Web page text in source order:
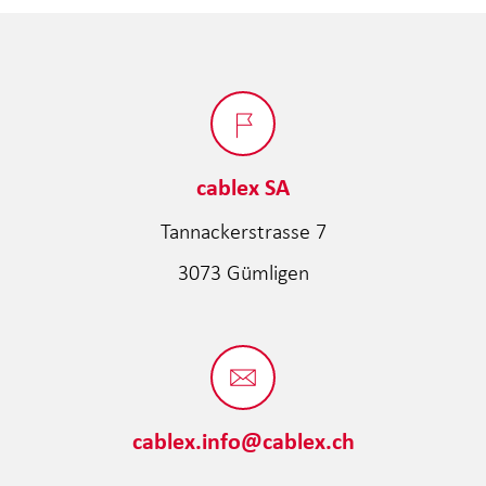
cablex SA
Tannackerstrasse 7
3073 Gümligen
cablex.info@cablex.ch